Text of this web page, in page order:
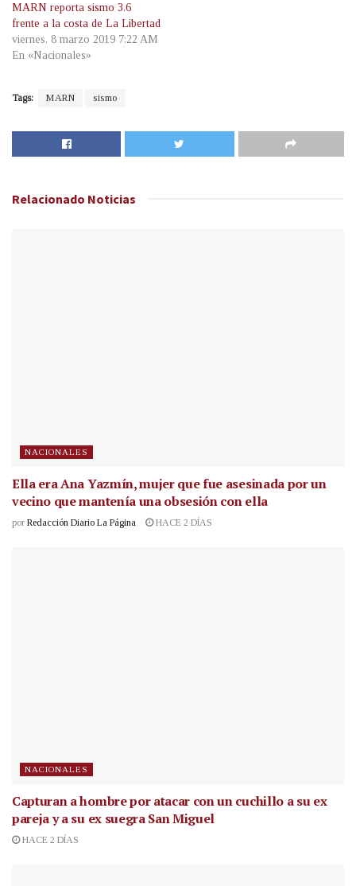
MARN reporta sismo 3.6
frente a la costa de La Libertad
viernes, 8 marzo 2019 7:22 AM
En «Nacionales»
Tags: MARN sismo
Relacionado Noticias
NACIONALES
Ella era Ana Yazmín, mujer que fue asesinada por un
vecino que mantenía una obsesión con ella
por Redacción Diario La Página HACE 2 DÍAS
NACIONALES
Capturan a hombre por atacar con un cuchillo a su ex
pareja y a su ex suegra San Miguel
HACE 2 DÍAS